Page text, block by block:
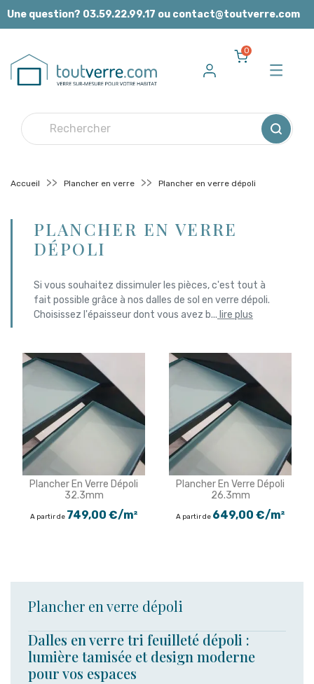
Panneau de gestion des cookies
Une question? 03.59.22.99.17 ou contact@toutverre.com
0
Accueil Plancher en verre Plancher en verre dépoli
PLANCHER EN VERRE
DÉPOLI
Si vous souhaitez dissimuler les pièces, c'est tout à
fait possible grâce à nos dalles de sol en verre dépoli.
Choisissez l'épaisseur dont vous avez b... lire plus
Plancher En Verre Dépoli
32.3mm
A partir de 749,00 €/m²
Plancher En Verre Dépoli
26.3mm
A partir de 649,00 €/m²
Plancher en verre dépoli
Dalles en verre tri feuilleté dépoli :
lumière tamisée et design moderne
pour vos espaces